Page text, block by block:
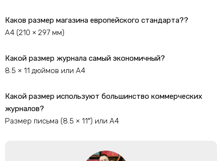
Каков размер магазина европейского стандарта??
A4 (210 × 297 мм)
Какой размер журнала самый экономичный?
8.5 × 11 дюймов или А4
Какой размер используют большинство коммерческих
журналов?
Размер письма (8.5 × 11″) или А4